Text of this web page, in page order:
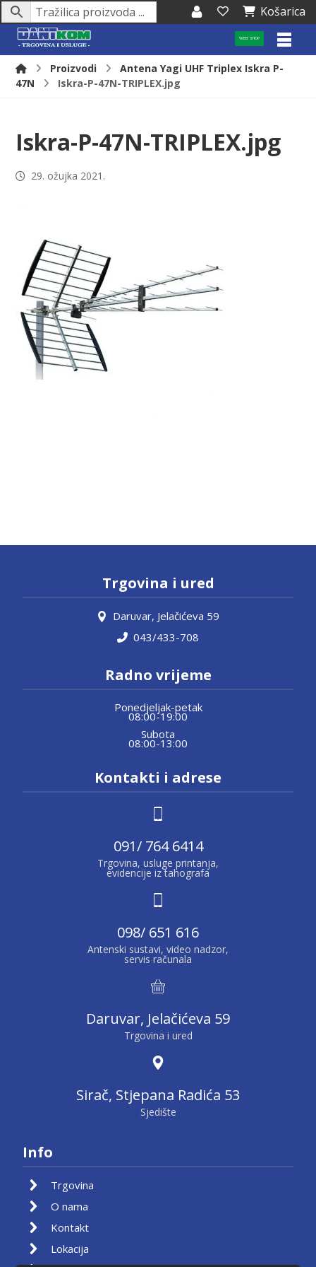
Košarica
WEB SHOP
Proizvodi
Antena Yagi UHF Triplex Iskra P-
47N
Iskra-P-47N-TRIPLEX.jpg
Iskra-P-47N-TRIPLEX.jpg
29. ožujka 2021.
Trgovina i ured
Daruvar, Jelačićeva 59
043/433-708
Radno vrijeme
Ponedjeljak-petak
08:00-19:00
Subota
08:00-13:00
Kontakti i adrese
091/ 764 6414
Trgovina, usluge printanja,
evidencije iz tahografa
098/ 651 616
Antenski sustavi, video nadzor,
servis računala
Daruvar, Jelačićeva 59
Trgovina i ured
Sirač, Stjepana Radića 53
Sjedište
Info
Trgovina
O nama
Kontakt
Lokacija